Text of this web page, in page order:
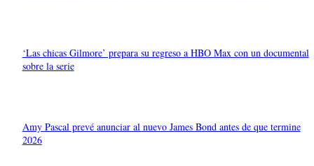
‘Las chicas Gilmore’ prepara su regreso a HBO Max con un documental
sobre la serie
Amy Pascal prevé anunciar al nuevo James Bond antes de que termine
2026